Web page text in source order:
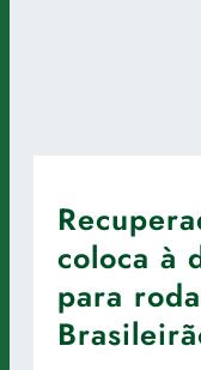
coloca à
para